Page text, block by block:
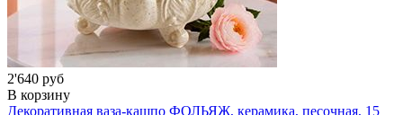
2'640 руб
В корзину
Декоративная ваза-кашпо ФОЛЬЯЖ, керамика, песочная, 15